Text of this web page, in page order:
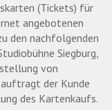
(Tickets) für
angebotenen
den nachfolgenden
Siegburg,
von
der Kunde
des Kartenkaufs.